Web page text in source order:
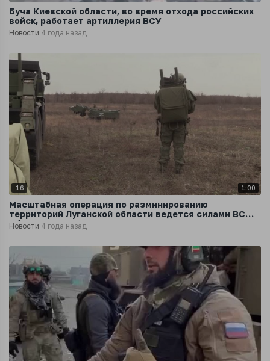
Буча Киевской области, во время отхода российских
войск, работает артиллерия ВСУ
Новости 4 года назад
16 1:00
Масштабная операция по разминированию
территорий Луганской области ведется силами ВС
РФ
Новости 4 года назад